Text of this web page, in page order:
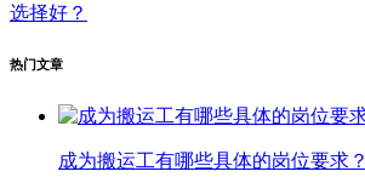
选择好？
热门文章
成为搬运工有哪些具体的岗位要求？